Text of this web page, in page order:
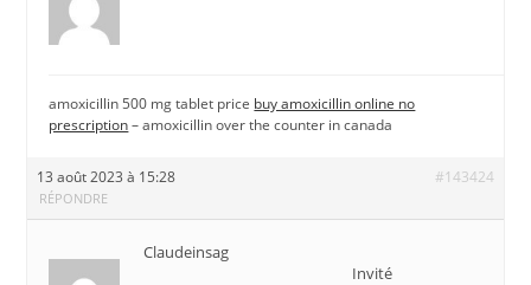
amoxicillin 500 mg tablet price buy amoxicillin online no
prescription– amoxicillin over the counter in canada
13 août 2023 à 15:28 #143424
RÉPONDRE
Claudeinsag
Invité